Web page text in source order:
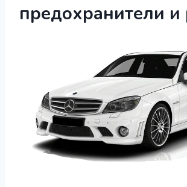
предохранители и